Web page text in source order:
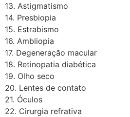
13. Astigmatismo
14. Presbiopia
15. Estrabismo
16. Ambliopia
17. Degeneração macular
18. Retinopatia diabética
19. Olho seco
20. Lentes de contato
21. Óculos
22. Cirurgia refrativa